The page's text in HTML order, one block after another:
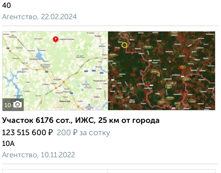
40
Агентство, 22.02.2024
10
Участок 6176 сот., ИЖС, 25 км от города
123 515 600 ₽ 200 ₽ за сотку
10А
Агентство, 10.11.2022